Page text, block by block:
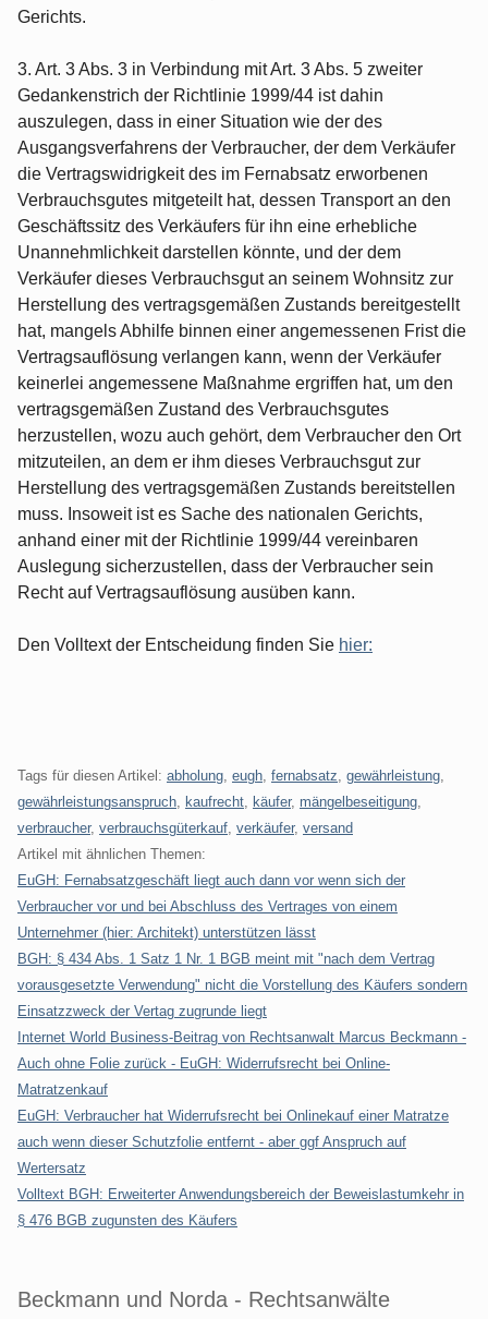
Gerichts.
3. Art. 3 Abs. 3 in Verbindung mit Art. 3 Abs. 5 zweiter
Gedankenstrich der Richtlinie 1999/44 ist dahin
auszulegen, dass in einer Situation wie der des
Ausgangsverfahrens der Verbraucher, der dem Verkäufer
die Vertragswidrigkeit des im Fernabsatz erworbenen
Verbrauchsgutes mitgeteilt hat, dessen Transport an den
Geschäftssitz des Verkäufers für ihn eine erhebliche
Unannehmlichkeit darstellen könnte, und der dem
Verkäufer dieses Verbrauchsgut an seinem Wohnsitz zur
Herstellung des vertragsgemäßen Zustands bereitgestellt
hat, mangels Abhilfe binnen einer angemessenen Frist die
Vertragsauflösung verlangen kann, wenn der Verkäufer
keinerlei angemessene Maßnahme ergriffen hat, um den
vertragsgemäßen Zustand des Verbrauchsgutes
herzustellen, wozu auch gehört, dem Verbraucher den Ort
mitzuteilen, an dem er ihm dieses Verbrauchsgut zur
Herstellung des vertragsgemäßen Zustands bereitstellen
muss. Insoweit ist es Sache des nationalen Gerichts,
anhand einer mit der Richtlinie 1999/44 vereinbaren
Auslegung sicherzustellen, dass der Verbraucher sein
Recht auf Vertragsauflösung ausüben kann.
Den Volltext der Entscheidung finden Sie hier:
Tags für diesen Artikel: abholung eugh fernabsatz gewährleistung
gewährleistungsanspruch
kaufrecht käufer, mängelbeseitigung
verbraucher, verbrauchsgüterkauf verkäufer, versand
Artikel mit ähnlichen Themen:
EuGH: Fernabsatzgeschäft liegt auch dann vor wenn sich der
Verbraucher vor und bei Abschluss des Vertrages von einem
Unternehmer (hier: Architekt) unterstützen lässt
BGH: § 434 Abs. 1 Satz 1 Nr. 1 BGB meint mit "nach dem Vertrag
vorausgesetzte Verwendung" nicht die Vorstellung des Käufers sondern
Einsatzzweck der Vertag zugrunde liegt
Internet World Business-Beitrag von Rechtsanwalt Marcus Beckmann -
Auch ohne Folie zurück - EuGH: Widerrufsrecht bei Online-
Matratzenkauf
EuGH: Verbraucher hat Widerrufsrecht bei Onlinekauf einer Matratze
auch wenn dieser Schutzfolie entfernt - aber ggf Anspruch auf
Wertersatz
Volltext BGH: Erweiterter Anwendungsbereich der Beweislastumkehr in
§ 476 BGB zugunsten des Käufers
Beckmann und Norda - Rechtsanwälte